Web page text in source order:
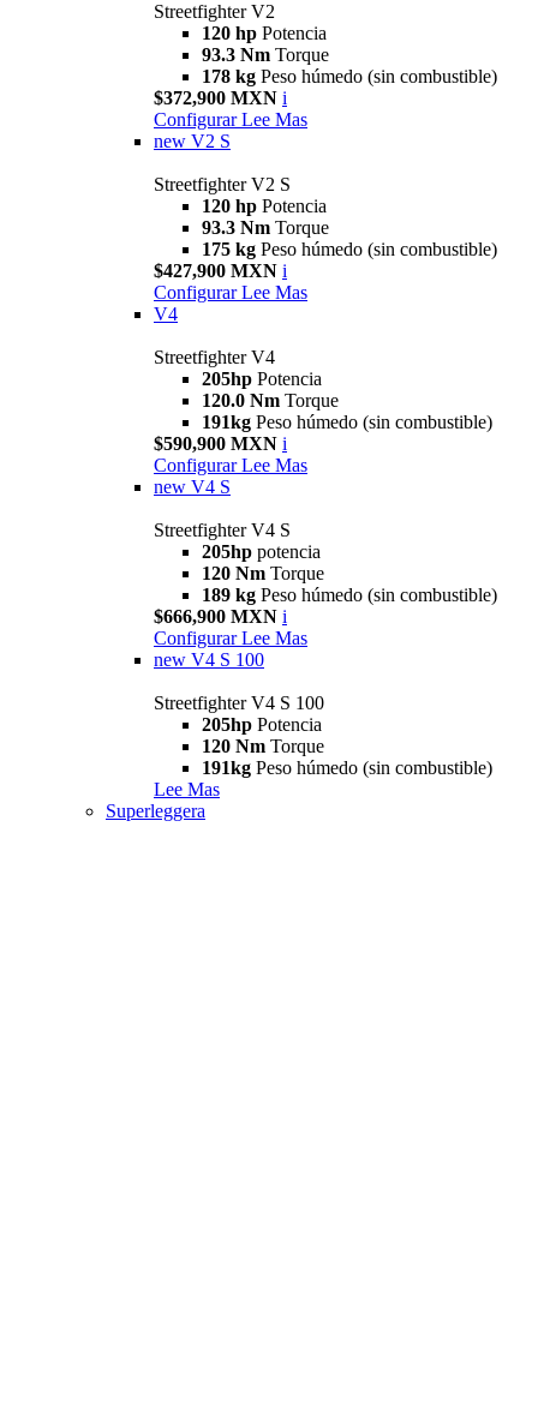
Streetfighter V2
120 hp Potencia
93.3 Nm Torque
178 kg Peso húmedo (sin combustible)
$372,900 MXN i
Configurar Lee Mas
new V2 S
Streetfighter V2 S
120 hp Potencia
93.3 Nm Torque
175 kg Peso húmedo (sin combustible)
$427,900 MXN i
Configurar Lee Mas
V4
Streetfighter V4
205hp Potencia
120.0 Nm Torque
191kg Peso húmedo (sin combustible)
$590,900 MXN i
Configurar Lee Mas
new V4 S
Streetfighter V4 S
205hp potencia
120 Nm Torque
189 kg Peso húmedo (sin combustible)
$666,900 MXN i
Configurar Lee Mas
new V4 S 100
Streetfighter V4 S 100
205hp Potencia
120 Nm Torque
191kg Peso húmedo (sin combustible)
Lee Mas
Superleggera